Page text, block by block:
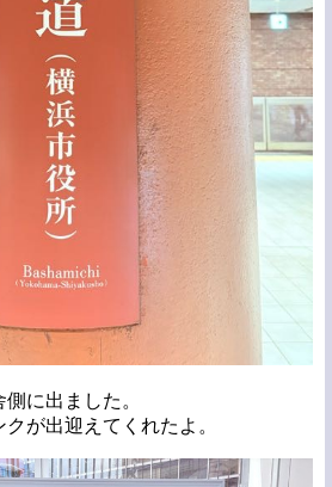
に出ました。
が出迎えてくれたよ。